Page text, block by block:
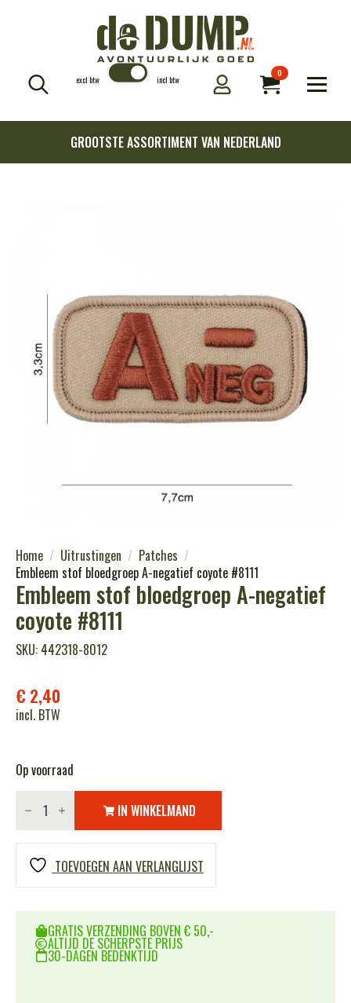
excl btw incl btw
0
GROOTSTE ASSORTIMENT VAN NEDERLAND
Home Uitrustingen
Patches
Embleem stof bloedgroep A-negatief coyote #8111
Embleem stof bloedgroep A-negatief
coyote #8111
SKU: 442318-8012
€ 2,40
incl. BTW
Op voorraad
Embleem
stof
bloedgroep
A-
negatief
coyote
#8111
aantal
IN WINKELMAND
TOEVOEGEN AAN VERLANGLIJST
GRATIS VERZENDING BOVEN € 50,-
ALTIJD DE SCHERPSTE PRIJS
30-DAGEN BEDENKTIJD